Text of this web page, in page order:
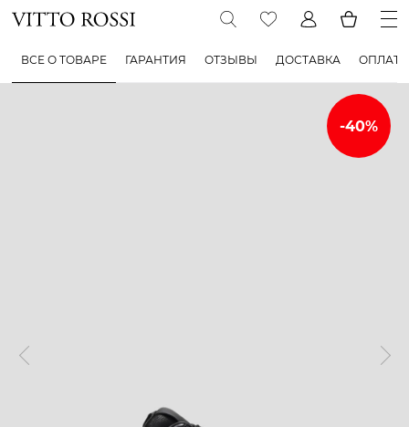
ВСЕ О ТОВАРЕ ГАРАНТИЯ ОТЗЫВЫ ДОСТАВКА ОПЛАТА